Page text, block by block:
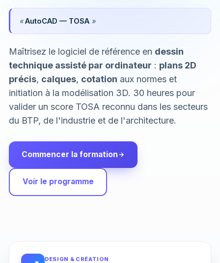
«AutoCAD — TOSA »
Maîtrisez le logiciel de référence en dessin
technique assisté par ordinateur : plans 2D
précis, calques, cotation aux normes et
initiation à la modélisation 3D. 30 heures pour
valider un score TOSA reconnu dans les secteurs
du BTP, de l'industrie et de l'architecture.
Commencer la formation
Voir le programme
DESIGN & CRÉATION